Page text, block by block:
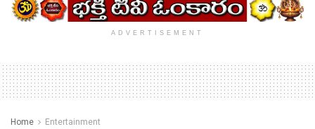
ADVERTISEMENT
Home Entertainment